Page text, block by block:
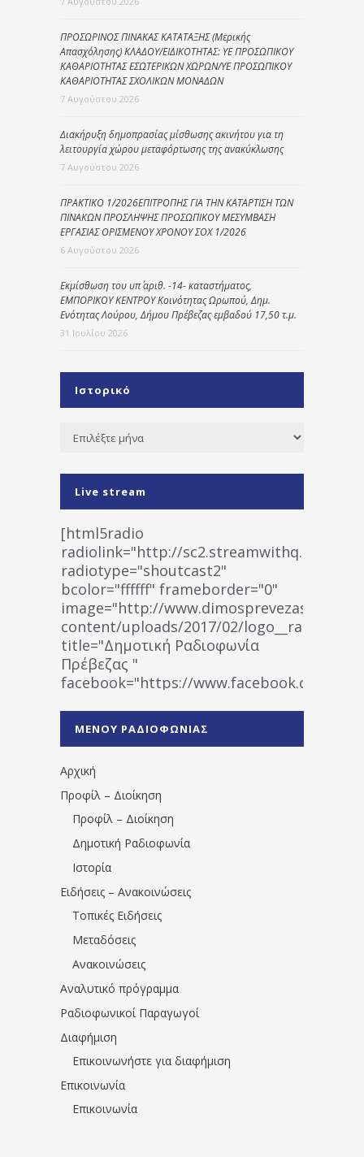
ΠΡΟΣΩΡΙΝΟΣ ΠΙΝΑΚΑΣ ΚΑΤΑΤΑΞΗΣ (Μερικής
Απασχόλησης) ΚΛΑΔΟΥ/ΕΙΔΙΚΟΤΗΤΑΣ: ΥΕ ΠΡΟΣΩΠΙΚΟΥ
ΚΑΘΑΡΙΟΤΗΤΑΣ ΕΣΩΤΕΡΙΚΩΝ ΧΩΡΩΝ/ΥΕ ΠΡΟΣΩΠΙΚΟΥ
ΚΑΘΑΡΙΟΤΗΤΑΣ ΣΧΟΛΙΚΩΝ ΜΟΝΑΔΩΝ
7 Αυγούστου 2026
Διακήρυξη δημοπρασίας μίσθωσης ακινήτου για τη
λειτουργία χώρου μεταφόρτωσης της ανακύκλωσης
7 Αυγούστου 2026
ΠΡΑΚΤΙΚΟ 1/2026ΕΠΙΤΡΟΠΗΣ ΓΙΑ ΤΗΝ ΚΑΤΑΡΤΙΣΗ ΤΩΝ
ΠΙΝΑΚΩΝ ΠΡΟΣΛΗΨΗΣ ΠΡΟΣΩΠΙΚΟΥ ΜΕΣΥΜΒΑΣΗ
ΕΡΓΑΣΙΑΣ ΟΡΙΣΜΕΝΟΥ ΧΡΟΝΟΥ ΣΟΧ 1/2026
6 Αυγούστου 2026
Εκμίσθωση του υπ΄ αριθ. -14- καταστήματος,
ΕΜΠΟΡΙΚΟΥ ΚΕΝΤΡΟΥ Κοινότητας Ωρωπού, Δημ.
Ενότητας Λούρου, Δήμου Πρέβεζας εμβαδού 17,50 τ.μ.
31 Ιουλίου 2026
Ιστορικό
Ιστορικό
Live stream
[html5radio
radiolink="http://
radiotype="shoutcast2"
bcolor="ffffff" frameborder="0"
image="http://www.dimosprevezas.gr/wp-
content/uploads/2017/02/
title="Δημοτική Ραδιοφωνία
Πρέβεζας "
facebook="https://www.facebook.com/
1531194763766854/" artist="" ]
ΜΕΝΟΥ ΡΑΔΙΟΦΩΝΙΑΣ
Αρχική
Προφίλ – Διοίκηση
Προφίλ – Διοίκηση
Δημοτική Ραδιοφωνία
Ιστορία
Ειδήσεις – Ανακοινώσεις
Τοπικές Ειδήσεις
Μεταδόσεις
Ανακοινώσεις
Αναλυτικό πρόγραμμα
Ραδιοφωνικοί Παραγωγοί
Διαφήμιση
Επικοινωνήστε για διαφήμιση
Επικοινωνία
Επικοινωνία